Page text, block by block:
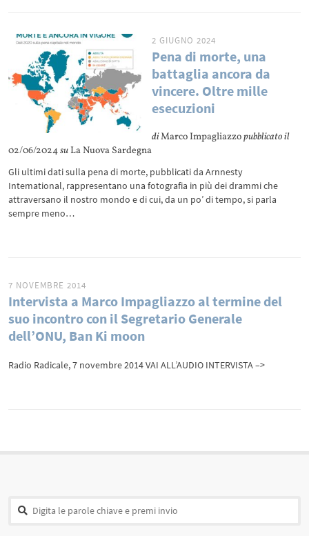
2 GIUGNO 2024
Pena di morte, una
battaglia ancora da
vincere. Oltre mille
esecuzioni
diMarco Impagliazzopubblicato il
02/06/2024su La Nuova Sardegna
Gli ultimi dati sulla pena di morte, pubblicati da Arnnesty
Intemational, rappresentano una fotografia in più dei drammi che
attraversano il nostro mondo e di cui, da un po’ di tempo, si parla
sempre meno…
7 NOVEMBRE 2014
Intervista a Marco Impagliazzo al termine del
suo incontro con il Segretario Generale
dell’ONU, Ban Ki moon
Radio Radicale, 7 novembre 2014 VAI ALL’AUDIO INTERVISTA –>